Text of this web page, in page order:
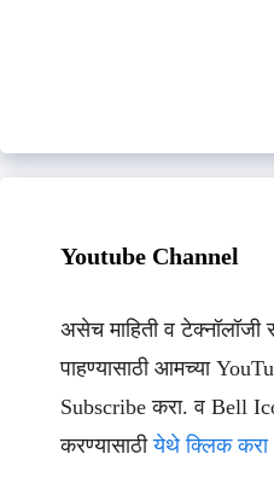
Youtube Channel
असेच माहिती व टेक्नॉलॉजी
पाहण्यासाठी आमच्या
Subscribe करा. व Bell
करण्यासाठीयेथे क्लिक करा